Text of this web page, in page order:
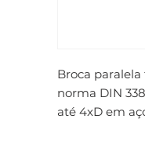
Broca
norma DIN
até 4xD em